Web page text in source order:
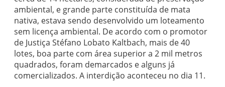
ambiental, e grande parte constituída de mata
nativa, estava sendo desenvolvido um loteamento
sem licença ambiental. De acordo com o promotor
de Justiça Stéfano Lobato Kaltbach, mais de 40
lotes, boa parte com área superior a 2 mil metros
quadrados, foram demarcados e alguns já
comercializados. A interdição aconteceu no dia 11.